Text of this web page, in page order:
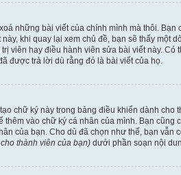
những bài viết của chính mình mà thôi.
khi quay lại xem chủ đề, bạn sẽ thấy
viên hay điều hành viên sửa bài viết này.
được trả lời dù rằng đó là bài viết của họ.
chữ ký này trong bảng điều khiển dành
vào chữ ký cá nhân của mình. Bạn
của bạn. Cho dù đã chọn như thế, bạn
thành viên của bạn) dưới phần soạn nội